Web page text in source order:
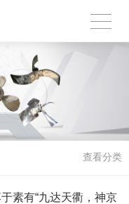
查看分类
素有“九达天衢，神京